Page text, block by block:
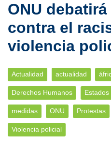
ONU
contra el
violencia
Actualidad actualidad
Derechos Humanos
medidas ONU Protestas
Violencia policial